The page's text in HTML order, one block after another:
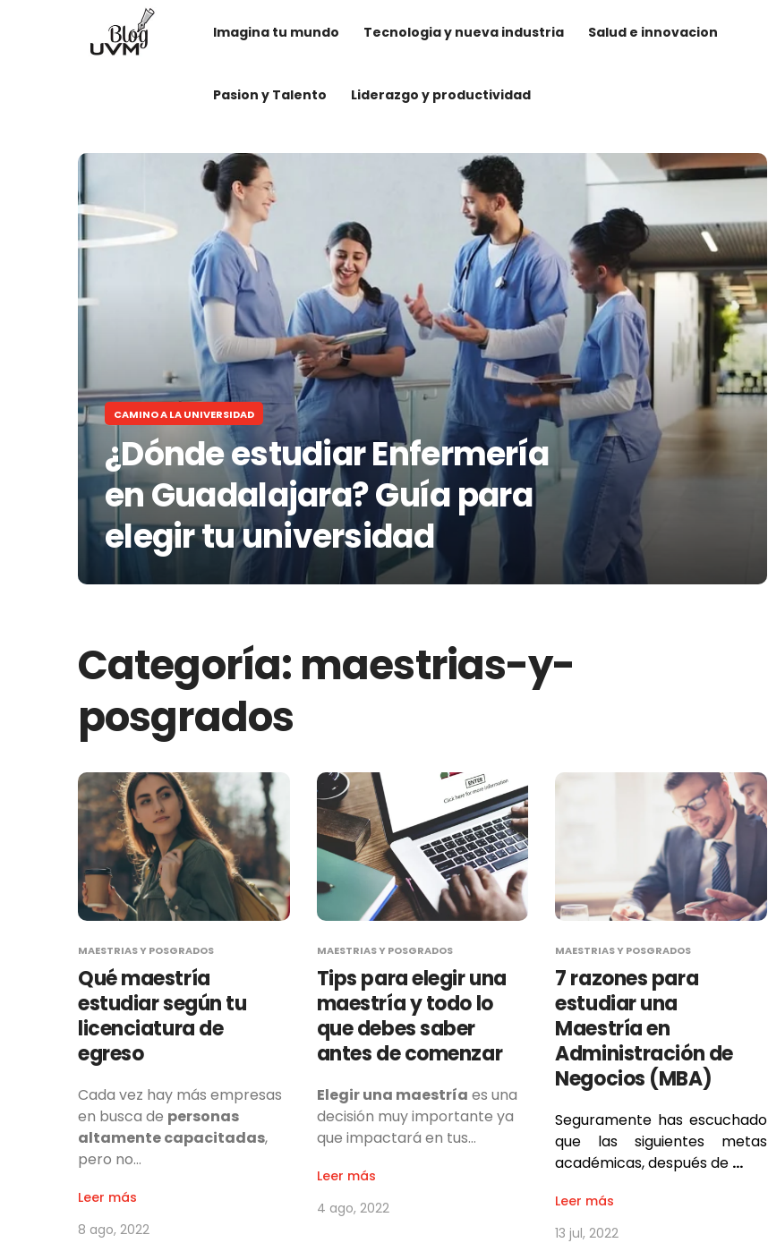
Imagina tu mundo Tecnologia y nueva industria Salud e innovacion
Pasion y Talento Liderazgo y productividad
CAMINO A LA UNIVERSIDAD
¿Dónde estudiar Enfermería
en Guadalajara? Guía para
elegir tu universidad
Categoría: maestrias-y-
posgrados
MAESTRIAS Y POSGRADOS
Qué maestría
estudiar según tu
licenciatura de
egreso
Cada vez hay más empresas
en busca de personas
altamente capacitadas,
pero no…
Leer más
8 ago, 2022
MAESTRIAS Y POSGRADOS
Tips para elegir una
maestría y todo lo
que debes saber
antes de comenzar
Elegir una maestría es una
decisión muy importante ya
que impactará en tus…
Leer más
4 ago, 2022
MAESTRIAS Y POSGRADOS
7 razones para
estudiar una
Maestría en
Administración de
Negocios (MBA)
Seguramente has escuchado
que las siguientes metas
académicas, después de …
Leer más
13 jul, 2022